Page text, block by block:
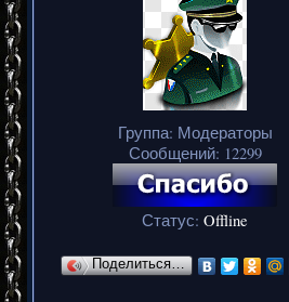
Группа: Модераторы
Сообщений: 12299
Статус: Offline
Поделиться…